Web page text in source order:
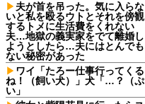
夫が首を吊った。気に入らな
いと私を殴るウトとそれを傍観
するトメに生活費をくれない
夫…地獄の義実家をでて離婚し
ようとしたら…夫にはとんでも
ない秘密があった
ワイ「たろー仕事行ってくる
ね！（飼い犬）」犬「…？（ぷ
い」